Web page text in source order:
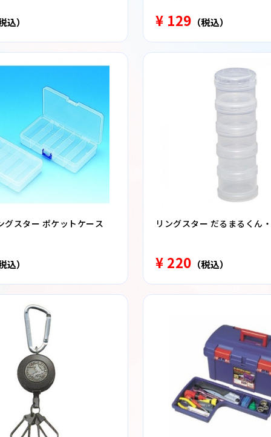
込） ¥ 129 （税込）
グスター ポケットケース
込）
リングスター だるまるくん
¥ 220 （税込）